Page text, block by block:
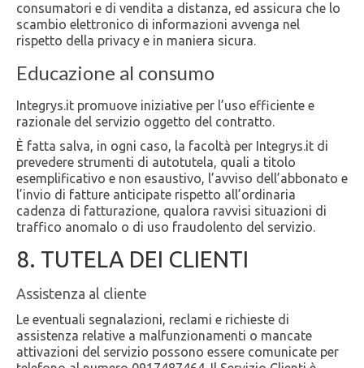
consumatori e di vendita a distanza, ed assicura che lo
scambio elettronico di informazioni avvenga nel
rispetto della privacy e in maniera sicura.
Educazione al consumo
Integrys.it promuove iniziative per l’uso efficiente e
razionale del servizio oggetto del contratto.
È fatta salva, in ogni caso, la facoltà per Integrys.it di
prevedere strumenti di autotutela, quali a titolo
esemplificativo e non esaustivo, l’avviso dell’abbonato e
l’invio di fatture anticipate rispetto all’ordinaria
cadenza di fatturazione, qualora ravvisi situazioni di
traffico anomalo o di uso fraudolento del servizio.
8. TUTELA DEI CLIENTI
Assistenza al cliente
Le eventuali segnalazioni, reclami e richieste di
assistenza relative a malfunzionamenti o mancate
attivazioni del servizio possono essere comunicate per